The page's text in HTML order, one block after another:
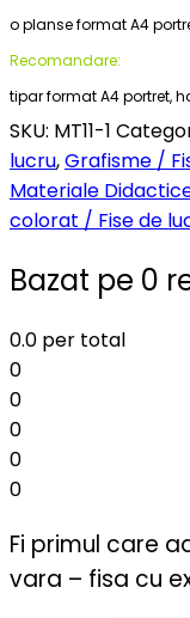
o planse format A4
Recomandare:
tipar format A4 portret,
SKU: MT11-1
lucru,Grafisme /
Materiale
colorat / Fise de
Bazat pe 0
0.0 per total
0
0
0
0
0
Fi primul care
vara – fisa cu